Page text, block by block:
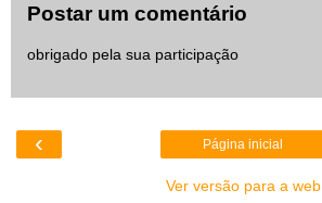
Postar um comentário
obrigado pela sua participação
‹ Página inicial
Ver versão para a web